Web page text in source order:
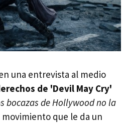
una entrevista al medio
de 'Devil May Cry'
bocazas de Hollywood no la
movimiento que le da un